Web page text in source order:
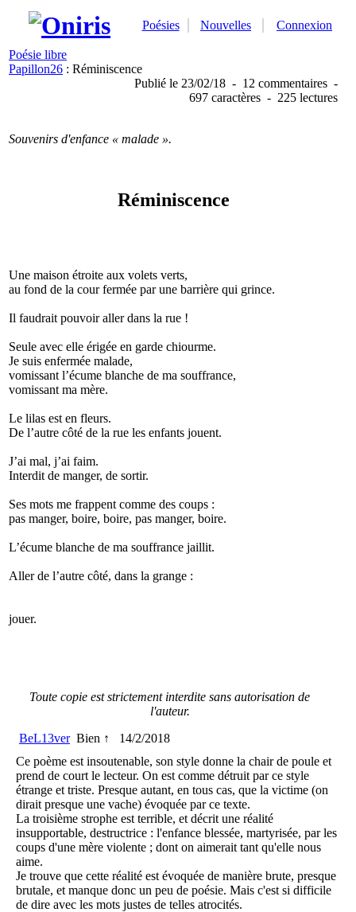
Poésies Nouvelles Connexion
Poésie libre
Papillon26 : Réminiscence
Publié le 23/02/18 - 12 commentaires -
697 caractères - 225 lectures
Souvenirs d'enfance « malade ».
Réminiscence
Une maison étroite aux volets verts,
au fond de la cour fermée par une barrière qui grince.
Il faudrait pouvoir aller dans la rue !
Seule avec elle érigée en garde chiourme.
Je suis enfermée malade,
vomissant l’écume blanche de ma souffrance,
vomissant ma mère.
Le lilas est en fleurs.
De l’autre côté de la rue les enfants jouent.
J’ai mal, j’ai faim.
Interdit de manger, de sortir.
Ses mots me frappent comme des coups :
pas manger, boire, boire, pas manger, boire.
L’écume blanche de ma souffrance jaillit.
Aller de l’autre côté, dans la grange :
jouer.
Toute copie est strictement interdite sans autorisation de
l'auteur.
BeL13ver Bien ↑
14/2/2018
Ce poème est insoutenable, son style donne la chair de poule et
prend de court le lecteur. On est comme détruit par ce style
étrange et triste. Presque autant, en tous cas, que la victime (on
dirait presque une vache) évoquée par ce texte.
La troisième strophe est terrible, et décrit une réalité
insupportable, destructrice : l'enfance blessée, martyrisée, par les
coups d'une mère violente ; dont on aimerait tant qu'elle nous
aime.
Je trouve que cette réalité est évoquée de manière brute, presque
brutale, et manque donc un peu de poésie. Mais c'est si difficile
de dire avec les mots justes de telles atrocités.